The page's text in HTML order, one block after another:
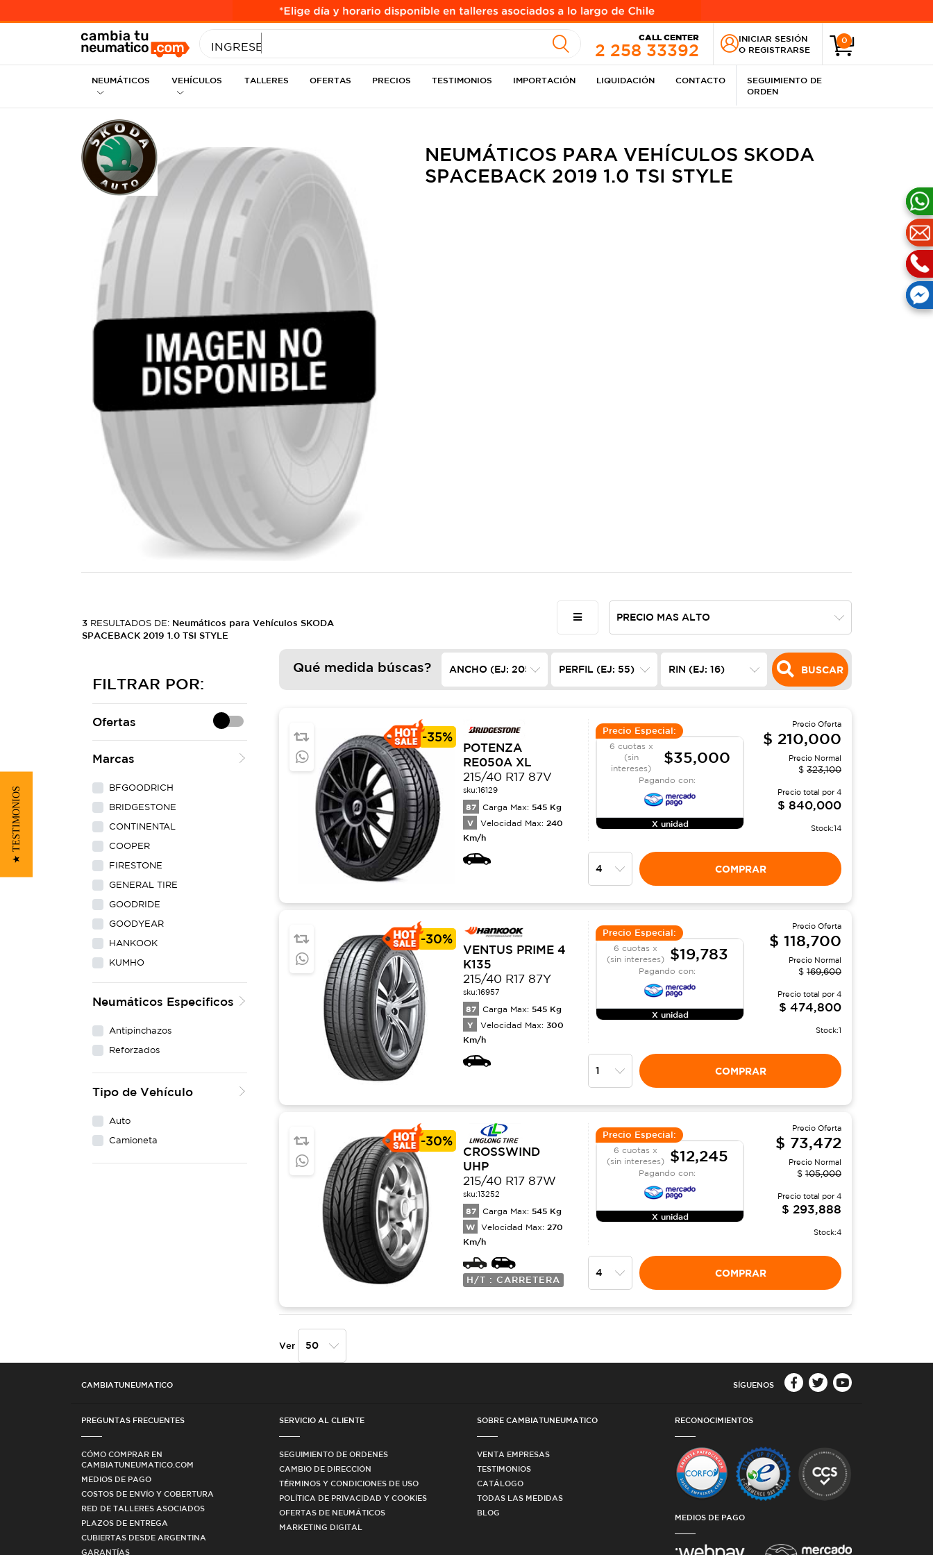
INGRESE MEDIDA
CALL CENTER
2 258 33392
INICIAR SESIÓN
O REGISTRARSE
0
NEUMÁTICOS VEHÍCULOS TALLERES OFERTAS PRECIOS TESTIMONIOS IMPORTACIÓN LIQUIDACIÓN CONTACTO
SEGUIMIENTO DE
ORDEN
NEUMÁTICOS PARA VEHÍCULOS SKODA
SPACEBACK 2019 1.0 TSI STYLE
3 RESULTADOS DE: Neumáticos para Vehículos SKODA
SPACEBACK 2019 1.0 TSI STYLE
FILTRAR POR:
Ofertas
Marcas
BFGOODRICH
BRIDGESTONE
CONTINENTAL
COOPER
FIRESTONE
GENERAL TIRE
GOODRIDE
GOODYEAR
HANKOOK
KUMHO
LING LONG
MAXXIS
YOKOHAMA
Neumáticos Especificos
Antipinchazos
Reforzados
Tipo de Vehículo
Auto
Camioneta
Qué medida búscas? BUSCAR
-35%
POTENZA
RE050A XL
215/40 R17 87V
sku:16129
87 Carga Max: 545 Kg
V Velocidad Max: 240
Km/h
Precio Especial:
6 cuotas x
(sin
intereses)
$35,000
Pagando con:
X unidad
Precio Oferta
$ 210,000
Precio Normal
$ 323,100
Precio total por4
$ 840,000
Stock:14
COMPRAR
-30%
VENTUS PRIME 4
K135
215/40 R17 87Y
sku:16957
87 Carga Max: 545 Kg
Y Velocidad Max: 300
Km/h
Precio Especial:
6 cuotas x
(sin intereses)
$19,783
Pagando con:
X unidad
Precio Oferta
$ 118,700
Precio Normal
$ 169,600
Precio total por4
$ 474,800
Stock:1
COMPRAR
-30%
CROSSWIND
UHP
215/40 R17 87W
sku:13252
87 Carga Max: 545 Kg
W Velocidad Max: 270
Km/h
H/T : CARRETERA
Precio Especial:
6 cuotas x
(sin intereses)
$12,245
Pagando con:
X unidad
Precio Oferta
$ 73,472
Precio Normal
$ 105,000
Precio total por4
$ 293,888
Stock:4
COMPRAR
Ver
CAMBIATUNEUMATICO SÍGUENOS
PREGUNTAS FRECUENTES
CÓMO COMPRAR EN
CAMBIATUNEUMATICO.COM
MEDIOS DE PAGO
COSTOS DE ENVÍO Y COBERTURA
RED DE TALLERES ASOCIADOS
PLAZOS DE ENTREGA
CUBIERTAS DESDE ARGENTINA
GARANTÍAS
SERVICIO AL CLIENTE
SEGUIMIENTO DE ORDENES
CAMBIO DE DIRECCIÓN
TÉRMINOS Y CONDICIONES DE USO
POLÍTICA DE PRIVACIDAD Y COOKIES
OFERTAS DE NEUMÁTICOS
MARKETING DIGITAL
SOBRE CAMBIATUNEUMATICO
VENTA EMPRESAS
TESTIMONIOS
CATÁLOGO
TODAS LAS MEDIDAS
BLOG
RECONOCIMIENTOS
MEDIOS DE PAGO
★ TESTIMONIOS